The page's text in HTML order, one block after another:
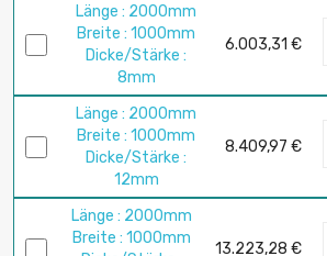
Länge : 2000mm
Breite : 1000mm
Dicke/Stärke :
8mm
6.003,31 €
Länge : 2000mm
Breite : 1000mm
Dicke/Stärke :
12mm
8.409,97 €
Länge : 2000mm
Breite : 1000mm
13.223,28 €